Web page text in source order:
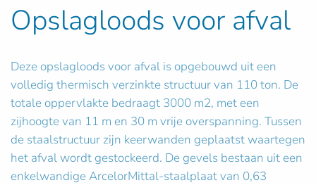
Opslagloods voor afval
Deze opslagloods voor afval is opgebouwd uit een
volledig thermisch verzinkte structuur van 110 ton. De
totale oppervlakte bedraagt 3000 m2, met een
zijhoogte van 11 m en 30 m vrije overspanning. Tussen
de staalstructuur zijn keerwanden geplaatst waartegen
het afval wordt gestockeerd. De gevels bestaan uit een
enkelwandige ArcelorMittal-staalplaat van 0,63